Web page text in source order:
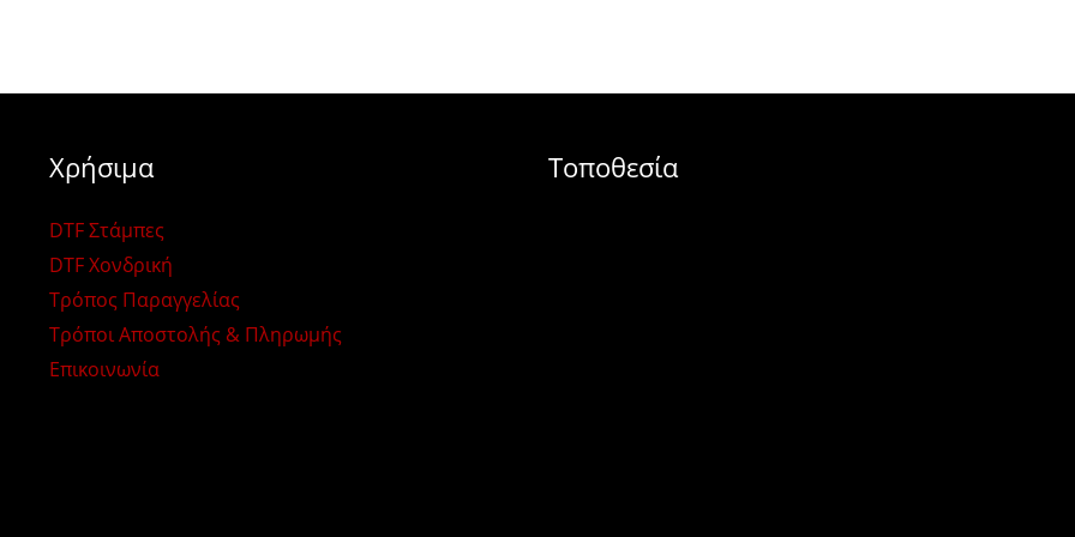
Χρήσιμα
DTF Στάμπες
DTF Χονδρική
Τρόπος Παραγγελίας
Τρόποι Αποστολής & Πληρωμής
Επικοινωνία
Τοποθεσία